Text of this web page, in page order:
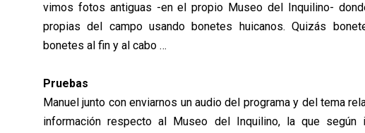
vimos fotos antiguas -en el propio Museo del Inquilino-
propias del campo usando bonetes huicanos. Quizás
bonetes al fin y al cabo …
Pruebas
Manuel junto con enviarnos un audio del programa y del tema
información respecto al Museo del Inquilino, la que